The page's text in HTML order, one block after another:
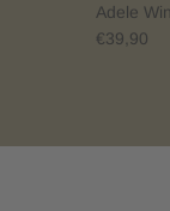
Adele
€39,90